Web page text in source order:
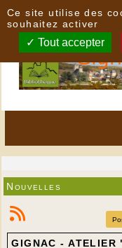
Nouvelles
GIGNAC - ATELIER
Ce site utilise des
souhaitez activer
Tout accepter